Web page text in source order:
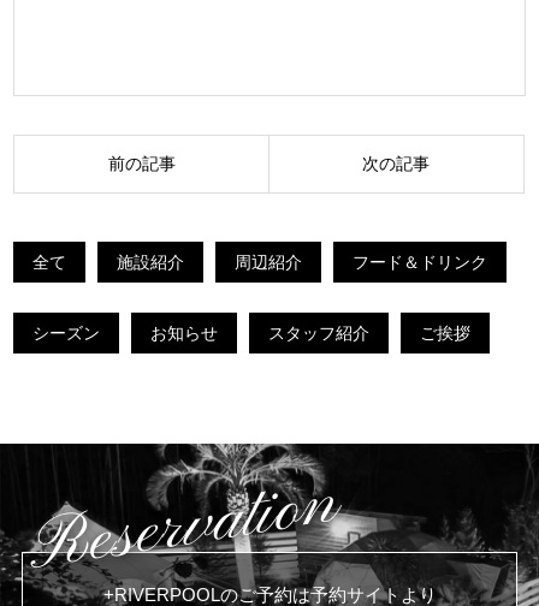
稿
前の記事 次の記事
全て 施設紹介 周辺紹介 フード＆ドリンク
シーズン お知らせ スタッフ紹介 ご挨拶
Reservation
+RIVERPOOLのご予約は予約サイトより